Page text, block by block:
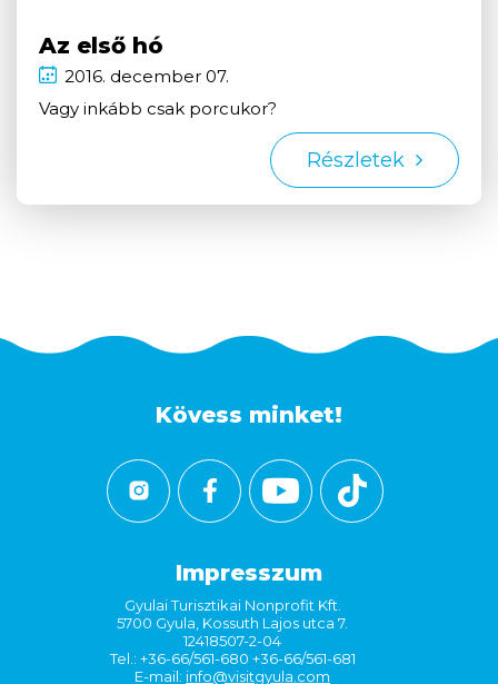
Az első hó
2016. december 07.
Vagy inkább csak porcukor?
Részletek
Kövess minket!
Impresszum
Gyulai Turisztikai Nonprofit Kft.
5700 Gyula, Kossuth Lajos utca 7.
12418507-2-04
Tel.: +36-66/561-680 +36-66/561-681
E-mail: info@visitgyula.com